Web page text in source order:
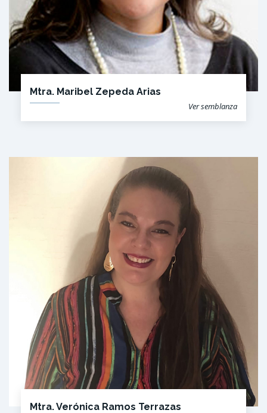
Mtra. Maribel Zepeda Arias
Ver semblanza
Mtra. Verónica Ramos Terrazas